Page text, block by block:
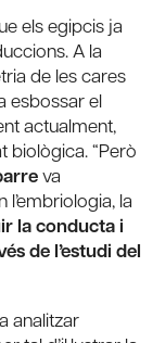
els egipcis ja
A la
de les cares
esbossar el
actualment,
biològica. “Però
va
la
la conducta i
de l’estudi del
analitzar